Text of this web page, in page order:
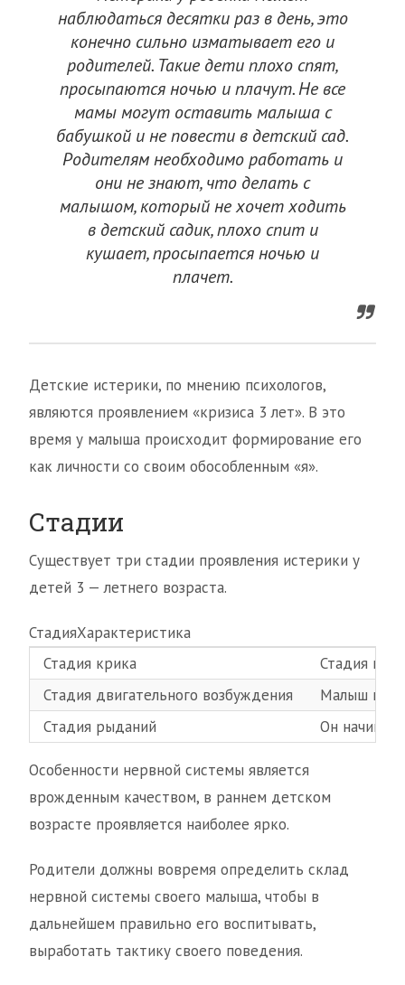
наблюдаться десятки раз в день, это
конечно сильно изматывает его и
родителей. Такие дети плохо спят,
просыпаются ночью и плачут. Не все
мамы могут оставить малыша с
бабушкой и не повести в детский сад.
Родителям необходимо работать и
они не знают, что делать с
малышом, который не хочет ходить
в детский садик, плохо спит и
кушает, просыпается ночью и
плачет.
Детские истерики, по мнению психологов,
являются проявлением «кризиса 3 лет». В это
время у малыша происходит формирование его
как личности со своим обособленным «я».
Стадии
Существует три стадии проявления истерики у
детей 3 — летнего возраста.
СтадияХарактеристика
Стадия крика
Стадия
Стадия двигательного возбуждения
Малыш
Стадия рыданий
Он
Особенности нервной системы является
врожденным качеством, в раннем детском
возрасте проявляется наиболее ярко.
Родители должны вовремя определить склад
нервной системы своего малыша, чтобы в
дальнейшем правильно его воспитывать,
выработать тактику своего поведения.